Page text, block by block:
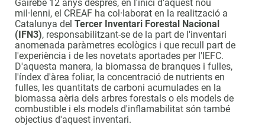
Gairebé 12 anys després, en l'inici d'aquest nou
mil·lenni, el CREAF ha col·laborat en la realització a
Catalunya del Tercer Inventari Forestal Nacional
(IFN3), responsabilitzant-se de la part de l'inventari
anomenada paràmetres ecològics i que recull part de
l'experiència i de les novetats aportades per l'IEFC.
D'aquesta manera, la biomassa de branques i fulles,
l'índex d'àrea foliar, la concentració de nutrients en
fulles, les quantitats de carboni acumulades en la
biomassa aèria dels arbres forestals o els models de
combustible i els models d'inflamabilitat són també
objectius d'aquest inventari.